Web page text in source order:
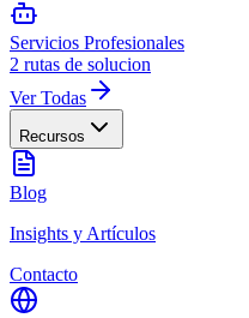
Servicios Profesionales
2 rutas de solucion
Ver Todas
Recursos
Blog
Insights y Artículos
Contacto